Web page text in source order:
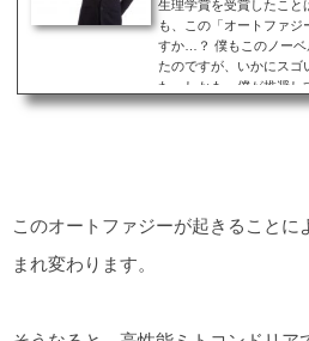
生理学賞を受賞したこと
も、この「オートファジ
すか…？ 僕もこのノーベ
たのですが、いかにスゴ
た。しかも、僕が推奨し
も深く関係している現
このオートファジーが起きることに
まれ変わります。